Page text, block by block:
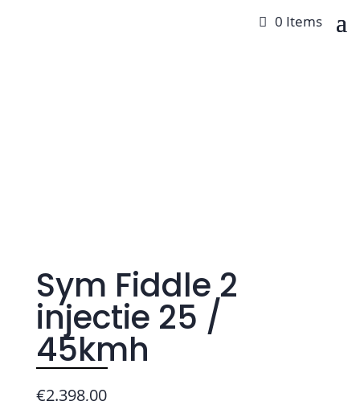
0 Items
Sym Fiddle 2
injectie 25 /
45kmh
€2.398,00